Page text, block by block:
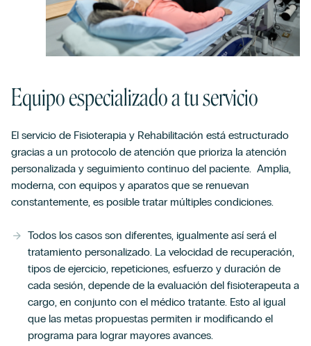
Equipo especializado a tu servicio
El servicio de Fisioterapia y Rehabilitación está estructurado
gracias a un protocolo de atención que prioriza la atención
personalizada y seguimiento continuo del paciente. Amplia,
moderna, con equipos y aparatos que se renuevan
constantemente, es posible tratar múltiples condiciones.
Todos los casos son diferentes, igualmente así será el
tratamiento personalizado. La velocidad de recuperación,
tipos de ejercicio, repeticiones, esfuerzo y duración de
cada sesión, depende de la evaluación del fisioterapeuta a
cargo, en conjunto con el médico tratante. Esto al igual
que las metas propuestas permiten ir modificando el
programa para lograr mayores avances.